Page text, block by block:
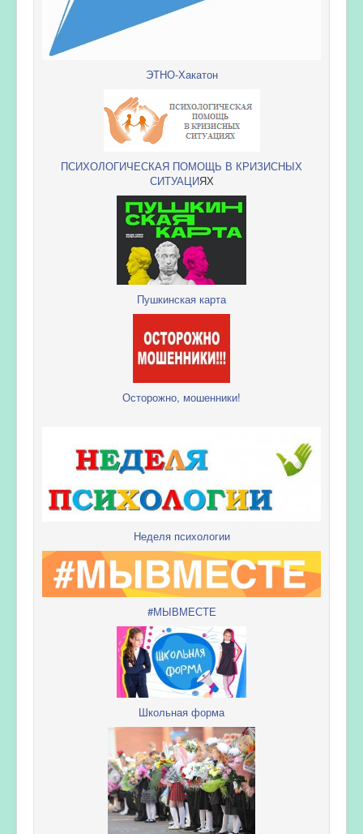
ЭТНО-Хакатон
ПСИХОЛОГИЧЕСКАЯ ПОМОЩЬ В КРИЗИСНЫХ
СИТУАЦИЯХ
Пушкинская карта
Осторожно, мошенники!
Неделя психологии
#МЫВМЕСТЕ
Школьная форма